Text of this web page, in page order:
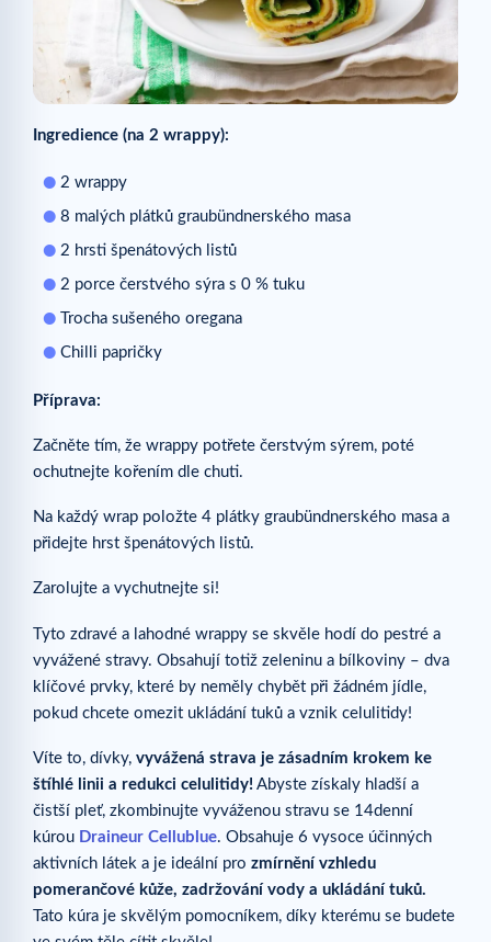
Ingredience (na 2 wrappy):
2 wrappy
8 malých plátků graubündnerského masa
2 hrsti špenátových listů
2 porce čerstvého sýra s 0 % tuku
Trocha sušeného oregana
Chilli papričky
Příprava:
Začněte tím, že wrappy potřete čerstvým sýrem, poté
ochutnejte kořením dle chuti.
Na každý wrap položte 4 plátky graubündnerského masa a
přidejte hrst špenátových listů.
Zarolujte a vychutnejte si!
Tyto zdravé a lahodné wrappy se skvěle hodí do pestré a
vyvážené stravy. Obsahují totiž zeleninu a bílkoviny – dva
klíčové prvky, které by neměly chybět při žádném jídle,
pokud chcete omezit ukládání tuků a vznik celulitidy!
Víte to, dívky, vyvážená strava je zásadním krokem ke
štíhlé linii a redukci celulitidy! Abyste získaly hladší a
čistší pleť, zkombinujte vyváženou stravu se 14denní
kúrou Draineur Cellublue. Obsahuje 6 vysoce účinných
aktivních látek a je ideální pro zmírnění vzhledu
pomerančové kůže, zadržování vody a ukládání tuků.
Tato kúra je skvělým pomocníkem, díky kterému se budete